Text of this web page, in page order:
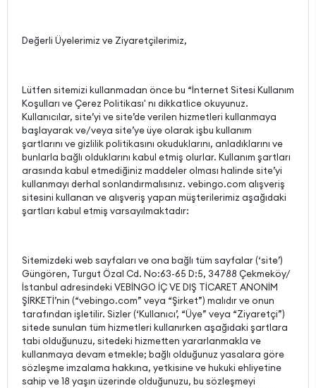
Değerli Üyelerimiz ve Ziyaretçilerimiz,
Lütfen sitemizi kullanmadan önce bu “İnternet Sitesi Kullanım
Koşulları ve Çerez Politikası' nı dikkatlice okuyunuz.
Kullanıcılar, site’yi ve site’de verilen hizmetleri kullanmaya
başlayarak ve/veya site’ye üye olarak işbu kullanım
şartlarını ve gizlilik politikasını okuduklarını, anladıklarını ve
bunlarla bağlı olduklarını kabul etmiş olurlar. Kullanım şartları
arasında kabul etmediğiniz maddeler olması halinde site’yi
kullanmayı derhal sonlandırmalısınız. vebingo.com alışveriş
sitesini kullanan ve alışveriş yapan müşterilerimiz aşağıdaki
şartları kabul etmiş varsayılmaktadır:
Sitemizdeki web sayfaları ve ona bağlı tüm sayfalar (‘site’)
Güngören, Turgut Özal Cd. No:63-65 D:5, 34788 Çekmeköy/
İstanbul adresindeki VEBİNGO İÇ VE DIŞ TİCARET ANONİM
ŞİRKETİ’nin (“vebingo.com” veya “Şirket”) malıdır ve onun
tarafından işletilir. Sizler (‘Kullanıcı’, “Üye” veya “Ziyaretçi”)
sitede sunulan tüm hizmetleri kullanırken aşağıdaki şartlara
tabi olduğunuzu, sitedeki hizmetten yararlanmakla ve
kullanmaya devam etmekle; bağlı olduğunuz yasalara göre
sözleşme imzalama hakkına, yetkisine ve hukuki ehliyetine
sahip ve 18 yaşın üzerinde olduğunuzu, bu sözleşmeyi